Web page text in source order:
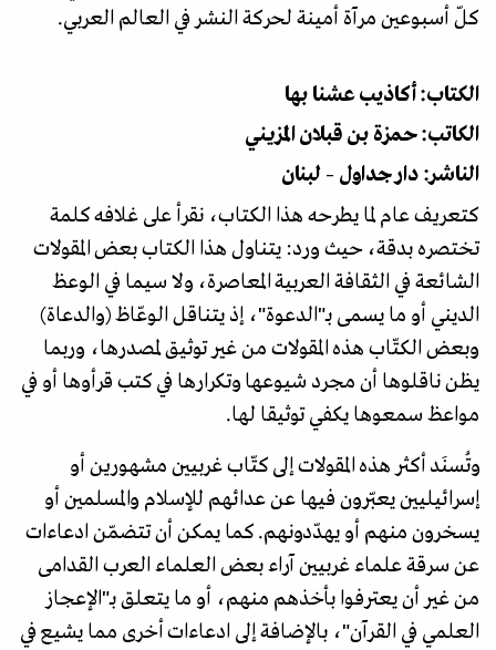
كلّ أسبوعين مرآة أمينة لحركة النشر في العالم العربي.
الكتاب: أكاذيب عشنا بها
الكاتب: حمزة بن قبلان المزيني
الناشر: دار جداول – لبنان
كتعريف عام لما يطرحه هذا الكتاب، نقرأ على غلافه كلمة
تختصره بدقة، حيث ورد: يتناول هذا الكتاب بعض المقولات
الشائعة في الثقافة العربية المعاصرة، ولا سيما في الوعظ
الديني أو ما يسمى بـ"الدعوة"، إذ يتناقل الوعّاظ (والدعاة)
وبعض الكتّاب هذه المقولات من غير توثيق لمصدرها، وربما
يظن ناقلوها أن مجرد شيوعها وتكرارها في كتب قرأوها أو في
مواعظ سمعوها يكفي توثيقا لها.
وتُسنَد أكثر هذه المقولات إلى كتّاب غربيين مشهورين أو
إسرائيليين يعبّرون فيها عن عدائهم للإسلام والمسلمين أو
يسخرون منهم أو يهدّدونهم. كما يمكن أن تتضمّن ادعاءات
عن سرقة علماء غربيين آراء بعض العلماء العرب القدامى
من غير أن يعترفوا بأخذهم منهم، أو ما يتعلق بـ"الإعجاز
العلمي في القرآن"، بالإضافة إلى ادعاءات أخرى مما يشيع في